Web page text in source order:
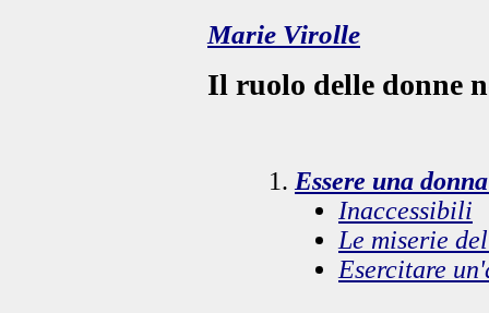
Marie Virolle
Il ruolo delle donne
Essere una
Inaccessibili
Le miserie
Esercitare